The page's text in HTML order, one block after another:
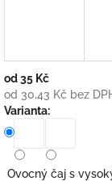
od35 Kč
od 30,43 Kč bez
Měrná
cena:
Varianta:
Ovocný čaj s